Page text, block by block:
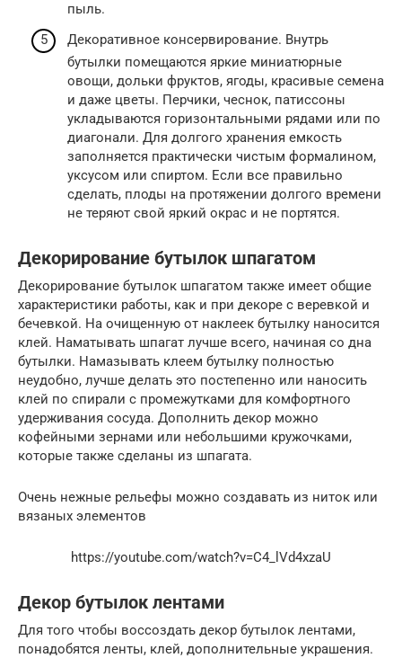
пыль.
Декоративное консервирование. Внутрь
бутылки помещаются яркие миниатюрные
овощи, дольки фруктов, ягоды, красивые семена
и даже цветы. Перчики, чеснок, патиссоны
укладываются горизонтальными рядами или по
диагонали. Для долгого хранения емкость
заполняется практически чистым формалином,
уксусом или спиртом. Если все правильно
сделать, плоды на протяжении долгого времени
не теряют свой яркий окрас и не портятся.
Декорирование бутылок шпагатом
Декорирование бутылок шпагатом также имеет общие
характеристики работы, как и при декоре с веревкой и
бечевкой. На очищенную от наклеек бутылку наносится
клей. Наматывать шпагат лучше всего, начиная со дна
бутылки. Намазывать клеем бутылку полностью
неудобно, лучше делать это постепенно или наносить
клей по спирали с промежутками для комфортного
удерживания сосуда. Дополнить декор можно
кофейными зернами или небольшими кружочками,
которые также сделаны из шпагата.
Очень нежные рельефы можно создавать из ниток или
вязаных элементов
https://youtube.com/watch?v=C4_lVd4xzaU
Декор бутылок лентами
Для того чтобы воссоздать декор бутылок лентами,
понадобятся ленты, клей, дополнительные украшения.